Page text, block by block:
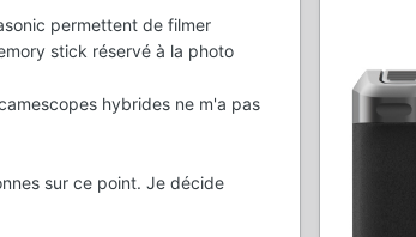
permettent de filmer
stick réservé à la photo
hybrides ne m'a pas
sur ce point. Je décide